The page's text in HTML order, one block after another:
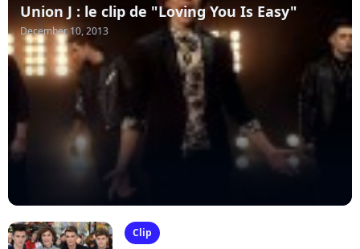
Union J : le clip de "Loving You Is Easy"
December 10, 2013
Clip